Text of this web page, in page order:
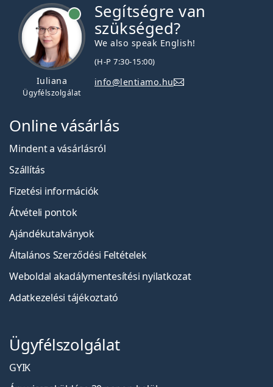
Iuliana
Ügyfélszolgálat
Segítségre van
szükséged?
We also speak English!
(H-P 7:30-15:00)
info@lentiamo.hu
Online vásárlás
Mindent a vásárlásról
Szállítás
Fizetési információk
Átvételi pontok
Ajándékutalványok
Általános Szerződési Feltételek
Weboldal akadálymentesítési nyilatkozat
Adatkezelési tájékoztató
Ügyfélszolgálat
GYIK